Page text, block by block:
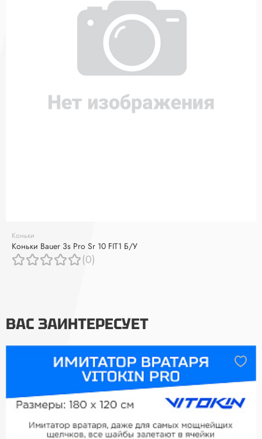
Коньки
Коньки Bauer 3s Pro Sr 10 FIT1 Б/У
(0)
ВАС ЗАИНТЕРЕСУЕТ